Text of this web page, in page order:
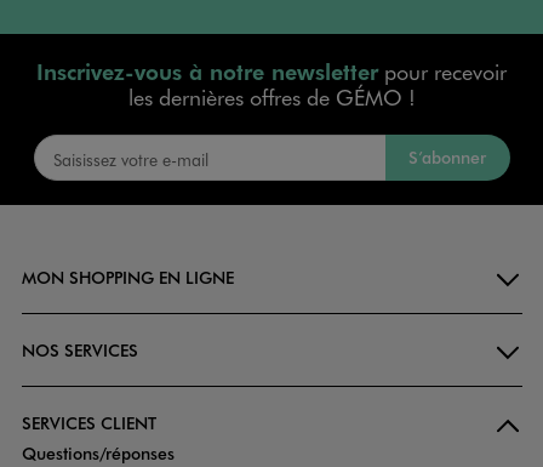
Inscrivez-vous à notre newsletterpour recevoir
les dernières offres de GÉMO !
S’abonner
MON SHOPPING EN LIGNE
NOS SERVICES
SERVICES CLIENT
Questions/réponses